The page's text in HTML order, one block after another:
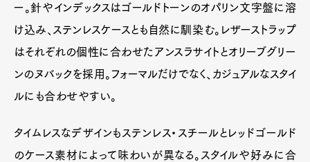
ー。針やインデックスはゴールドトーンのオパリン文字盤に溶
け込み、ステンレスケースとも自然に馴染む。レザーストラップ
はそれぞれの個性に合わせたアンスラサイトとオリーブグリー
ンのヌバックを採用。フォーマルだけでなく、カジュアルなスタイ
ルにも合わせやすい。
タイムレスなデザインもステンレス・スチールとレッドゴールド
のケース素材によって味わいが異なる。スタイルや好みに合